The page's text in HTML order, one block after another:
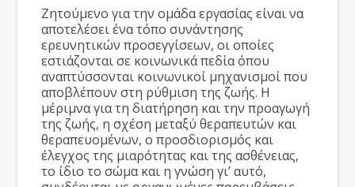
Ζητούμενο για την ομάδα εργασίας είναι να
αποτελέσει ένα τόπο συνάντησης
ερευνητικών προσεγγίσεων, οι οποίες
εστιάζονται σε κοινωνικά πεδία όπου
αναπτύσσονται κοινωνικοί μηχανισμοί που
αποβλέπουν στη ρύθμιση της ζωής. Η
μέριμνα για τη διατήρηση και την προαγωγή
της ζωής, η σχέση μεταξύ θεραπευτών και
θεραπευομένων, ο προσδιορισμός και
έλεγχος της μιαρότητας και της ασθένειας,
το ίδιο το σώμα και η γνώση γι’ αυτό,